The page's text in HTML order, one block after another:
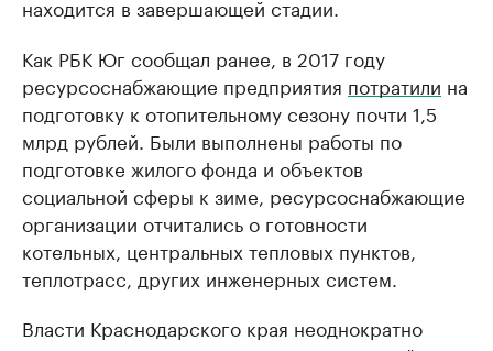
находится в завершающей стадии.
Как РБК Юг сообщал ранее, в 2017 году
ресурсоснабжающие предприятия потратили на
подготовку к отопительному сезону почти 1,5
млрд рублей. Были выполнены работы по
подготовке жилого фонда и объектов
социальной сферы к зиме, ресурсоснабжающие
организации отчитались о готовности
котельных, центральных тепловых пунктов,
теплотрасс, других инженерных систем.
Власти Краснодарского края неоднократно